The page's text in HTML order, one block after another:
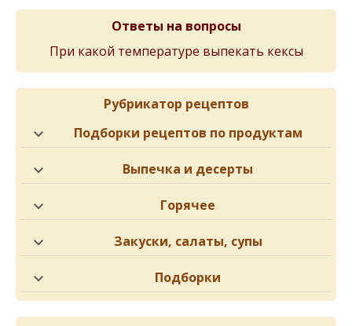
Ответы на вопросы
При какой температуре выпекать кексы
Рубрикатор рецептов
Подборки рецептов по продуктам
Выпечка и десерты
Горячее
Закуски, салаты, супы
Подборки